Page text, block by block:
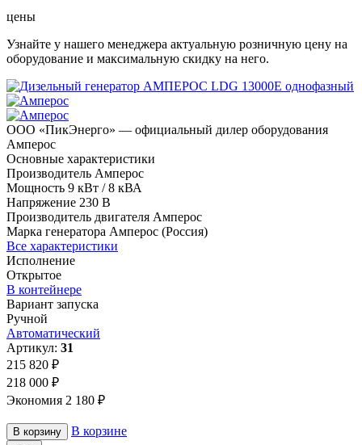
цены
Узнайте у нашего менеджера актуальную розничную цену на
оборудование и максимальную скидку на него.
ООО «ПикЭнерго» — официальный дилер оборудования
Амперос
Основные характеристики
Производитель Амперос
Мощность 9 кВт / 8 кВА
Напряжение 230 В
Производитель двигателя Амперос
Марка генератора Амперос (Россия)
Все характеристики
Исполнение
Открытое
В контейнере
Вариант запуска
Ручной
Автоматический
Артикул: 31
215 820 ₽
218 000 ₽
Экономия 2 180 ₽
В корзину В корзине